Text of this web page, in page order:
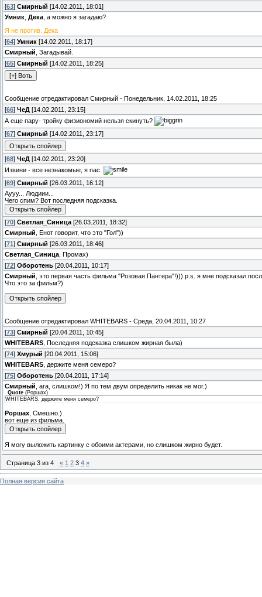
[63] Смирный [14.02.2011, 18:01]
Умник Дека , а можно я загадаю?
Я не против. Дека
[64] Умник [14.02.2011, 18:17]
Смирный , Загадывай.
[65] Смирный [14.02.2011, 18:25]
Сообщение отредактировал Смирный - Понедельник, 14.02.2011, 18:25
[66] ЧеД [14.02.2011, 23:15]
А еще пару- тройку физиономий нельзя скинуть?
[67] Смирный [14.02.2011, 23:17]
[68] ЧеД [14.02.2011, 23:20]
Извини - все незнакомые, я пас.
[69] Смирный [26.03.2011, 16:12]
Аууу... Людиии...
Чего спим? Вот последняя подсказка.
[70] Светлая_Синица [26.03.2011, 18:32]
Смирный , Енот говорит, что это "Гол"))
[71 ] Смирный [26.03.2011, 18:46]
Светлая_Синица , Промах)
[72] Оборотень [20.04.2011, 10:17]
Смирный , это первая часть фильма "Розовая Пантера"!))) p.s. я мне подсказал
Что это за фильм?)
Сообщение отредактировал WHITEBARS - Среда, 20.04.2011, 10:27
[73] Смирный [20.04.2011, 10:45]
WHITEBARS , Последняя подсказка слишком жирная была)
[74] Хмурый [20.04.2011, 15:06]
WHITEBARS , держите меня семеро?
[75] Оборотень [20.04.2011, 17:14]
Смирный , ага, слишком!) Я по тем двум определить никак не мог.)
Quote (Роршах)
WHITEBARS, держите меня семеро?
Роршах , Смешно.)
вот еще из фильма.
Я могу выложить картинку с обоими актерами, но слишком жирно будет.
Страница 3 из 4 « 1 2 3 4 »
Полная версия сайта